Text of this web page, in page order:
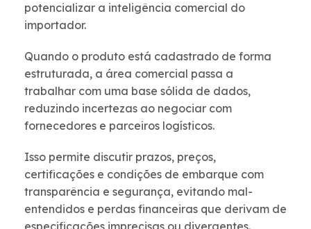
potencializar a inteligência comercial do
importador.
Quando o produto está cadastrado de forma
estruturada, a área comercial passa a
trabalhar com uma base sólida de dados,
reduzindo incertezas ao negociar com
fornecedores e parceiros logísticos.
Isso permite discutir prazos, preços,
certificações e condições de embarque com
transparência e segurança, evitando mal-
entendidos e perdas financeiras que derivam de